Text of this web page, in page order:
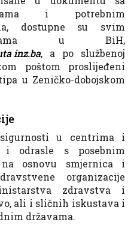
i potrebnim
dostupne su svim
u BiH,
inz.ba, a po službenoj
poštom proslijeđeni
u Zeničko-dobojskom
u centrima i
i odrasle s posebnim
osnovu smjernica i
organizacije
zdravstva i
ali i sličnih iskustava i
državama.